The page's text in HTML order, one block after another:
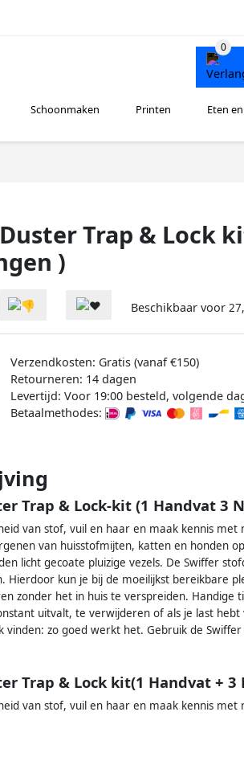
Schoonmaken Printen Eten
Trap & Lock
)
Beschikbaar voor
Verzendkosten: Gratis (vanaf €150)
Retourneren: 14 dagen
Levertijd: Voor 19:00 besteld, volgende
Betaalmethodes:
Trap & Lock-kit (1 Handvat 3
van stof, vuil en haar en maak kennis
van huisstofmijten, katten en honden
licht gecoate pluizige vezels. De Swiffer
Hierdoor kun je bij de moeilijkst bereikbare
zonder het in huis te verspreiden. Handige
uitvalt, te verwijderen of als je last
vinden: zo goed werkt het. Gebruik de
Trap & Lock kit(1 Handvat +
van stof, vuil en haar en maak kennis met